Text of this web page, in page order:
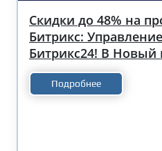
Скидки до 48% на
Битрикс:
Битрикс24! В Новый
Подробнее